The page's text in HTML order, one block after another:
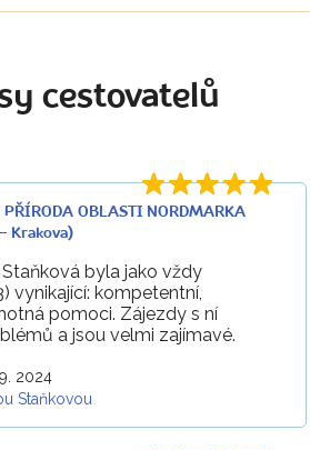
cestovatelů
OBLASTI NORDMARKA
Krakova)
byla jako vždy
vynikající: kompetentní,
pomoci. Zájezdy s ní
a jsou velmi zajímavé.
2024
Staňkovou